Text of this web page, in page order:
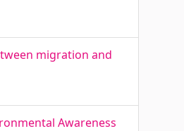
migration and
Awareness